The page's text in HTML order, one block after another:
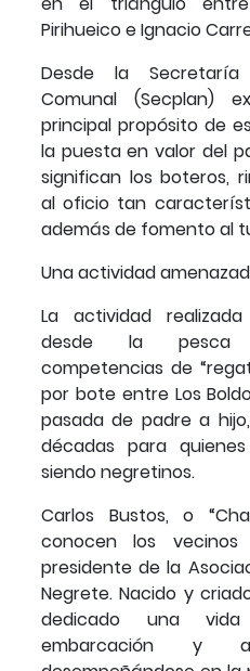
Pirihueico e Ignacio
Desde la Secretaría
Comunal (Secplan)
principal propósito de
la puesta en valor del
significan los boteros,
al oficio tan
además de fomento al
Una actividad
La actividad
desde la pesca
competencias de
por bote entre Los
pasada de padre a
décadas para
siendo negretinos.
Carlos Bustos, o
conocen los
presidente de la
Negrete. Nacido y
dedicado una
embarcación y